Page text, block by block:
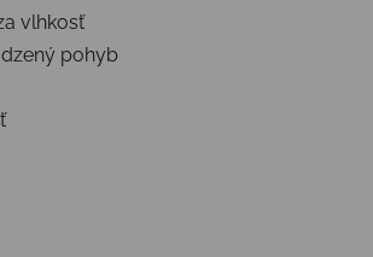
vlhkosť
pohyb